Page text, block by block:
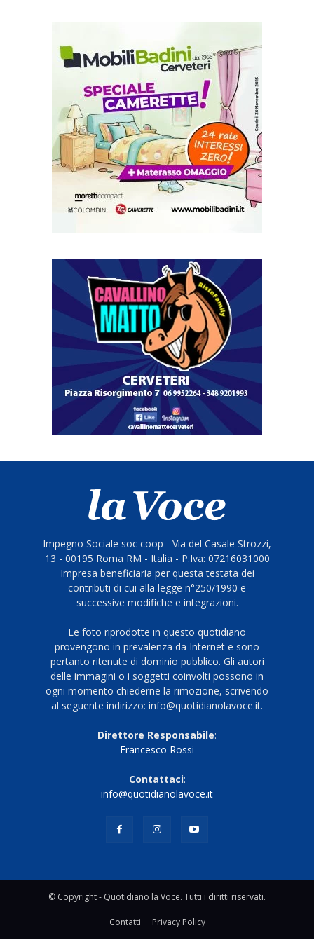
Impegno Sociale soc coop - Via del Casale Strozzi,
13 - 00195 Roma RM - Italia - P.Iva: 07216031000
Impresa beneficiaria per questa testata dei
contributi di cui alla legge n°250/1990 e
successive modifiche e integrazioni.
Le foto riprodotte in questo quotidiano
provengono in prevalenza da Internet e sono
pertanto ritenute di dominio pubblico. Gli autori
delle immagini o i soggetti coinvolti possono in
ogni momento chiederne la rimozione, scrivendo
al seguente indirizzo: info@quotidianolavoce.it.
Direttore Responsabile:
Francesco Rossi
Contattaci:
info@quotidianolavoce.it
© Copyright - Quotidiano la Voce. Tutti i diritti riservati.
Contatti Privacy Policy